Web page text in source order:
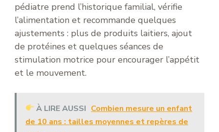
pédiatre prend l’historique familial, vérifie
l’alimentation et recommande quelques
ajustements : plus de produits laitiers, ajout
de protéines et quelques séances de
stimulation motrice pour encourager l’appétit
et le mouvement.
À LIRE AUSSI Combien mesure un enfant
de 10 ans : tailles moyennes et repères de